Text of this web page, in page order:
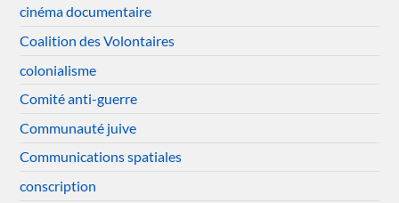
cinéma documentaire
Coalition des Volontaires
colonialisme
Comité anti-guerre
Communauté juive
Communications spatiales
conscription